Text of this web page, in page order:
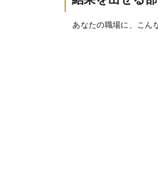
あなたの職場に、こん